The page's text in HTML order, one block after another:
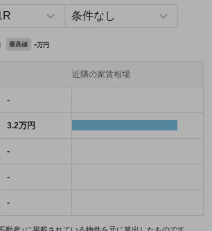
最高値 -万円
近隣の家賃相場
-
3.2万円
-
-
-